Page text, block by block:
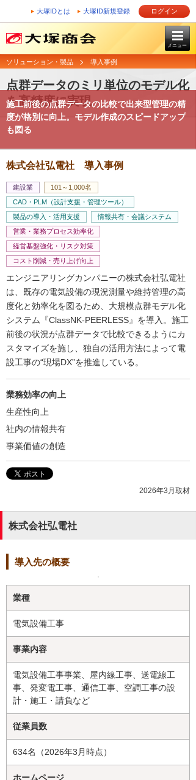
大塚IDとは 大塚ID新規登録 ログイン
メニュー
ソリューション・製品 導入事例
点群データのミリ単位のモデル化
を高精度に実現
施工前後の点群データの比較で出来型管理の精
度が格別に向上。モデル作成のスピードアップ
も図る
株式会社弘電社 導入事例
建設業
101～1,000名
CAD・PLM（設計支援・管理ツール）
製品の導入・活用支援
情報共有・会議システム
営業・業務プロセス効率化
経営基盤強化・リスク対策
コスト削減・売り上げ向上
エンジニアリングカンパニーの株式会社弘電社
は、既存の電気設備の現況測量や維持管理の高
度化と効率化を図るため、大規模点群モデル化
システム『ClassNK-PEERLESS』を導入。施工
前後の状況が点群データで比較できるようにカ
スタマイズを施し、独自の活用方法によって電
設工事の“現場DX”を推進している。
業務効率の向上
生産性向上
社内の情報共有
事業価値の創造
2026年3月取材
株式会社弘電社
導入先の概要
業種
電気設備工事
事業内容
電気設備工事事業、屋内線工事、送電線工
事、発変電工事、通信工事、空調工事の設
計・施工・請負など
従業員数
634名（2026年3月時点）
ホームページ